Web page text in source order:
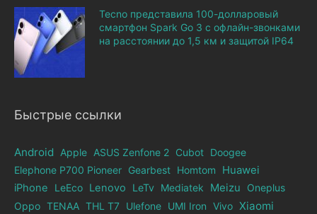
Tecno представила 100-долларовый
смартфон Spark Go 3 с офлайн-звонками
на расстоянии до 1,5 км и защитой IP64
Быстрые ссылки
Android Apple ASUS Zenfone 2 Cubot Doogee
Elephone Р700 Pioneer Gearbest Homtom
Huawei
iPhone
LeEco Lenovo LeTv Mediatek Meizu
Oneplus
Oppo TENAA THL T7 Ulefone UMI Iron Vivo Xiaomi